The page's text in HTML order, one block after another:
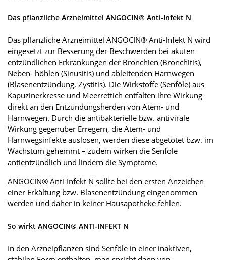
Das pflanzliche Arzneimittel ANGOCIN® Anti-Infekt N
Das pflanzliche Arzneimittel ANGOCIN® Anti-Infekt N wird
eingesetzt zur Besserung der Beschwerden bei akuten
entzündlichen Erkrankungen der Bronchien (Bronchitis),
Neben- höhlen (Sinusitis) und ableitenden Harnwegen
(Blasenentzündung, Zystitis). Die Wirkstoffe (Senföle) aus
Kapuzinerkresse und Meerrettich entfalten ihre Wirkung
direkt an den Entzündungsherden von Atem- und
Harnwegen. Durch die antibakterielle bzw. antivirale
Wirkung gegenüber Erregern, die Atem- und
Harnwegsinfekte auslösen, werden diese abgetötet bzw. im
Wachstum gehemmt – zudem wirken die Senföle
antientzündlich und lindern die Symptome.
ANGOCIN® Anti-Infekt N sollte bei den ersten Anzeichen
einer Erkältung bzw. Blasenentzündung eingenommen
werden und daher in keiner Hausapotheke fehlen.
So wirkt ANGOCIN® ANTI-INFEKT N
In den Arzneipflanzen sind Senföle in einer inaktiven,